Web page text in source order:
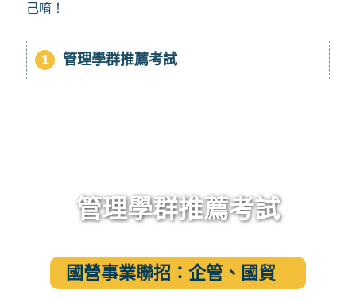
己唷！
1 管理學群推薦考試
管理學群推薦考試
國營事業聯招：企管、國貿